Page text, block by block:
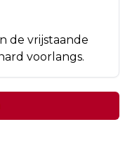
de vrijstaande
voorlangs.